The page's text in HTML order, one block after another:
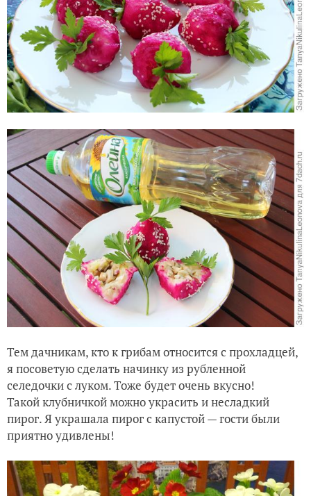
Тем дачникам, кто к грибам относится с прохладцей,
я посоветую сделать начинку из рубленной
селедочки с луком. Тоже будет очень вкусно!
Такой клубничкой можно украсить и несладкий
пирог. Я украшала пирог с капустой — гости были
приятно удивлены!